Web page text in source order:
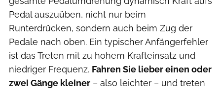
Pedal auszuüben, nicht nur beim
Runterdrücken, sondern auch beim Zug der
Pedale nach oben. Ein typischer Anfängerfehler
ist das Treten mit zu hohem Krafteinsatz und
niedriger Frequenz. Fahren Sie lieber einen oder
zwei Gänge kleiner – also leichter – und treten